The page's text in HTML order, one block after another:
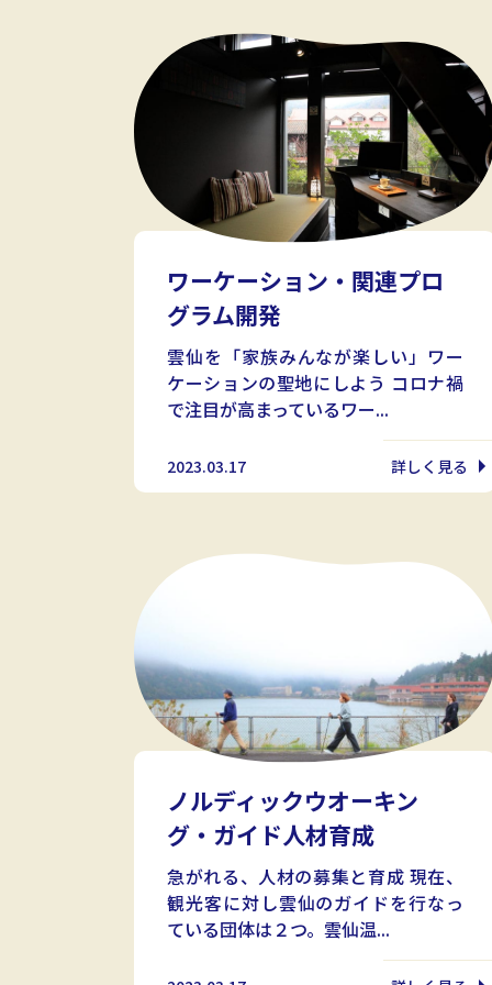
ワーケーション・関連プロ
グラム開発
雲仙を「家族みんなが楽しい」ワー
ケーションの聖地にしよう コロナ禍
で注目が高まっているワー...
2023.03.17 詳しく見る
ノルディックウオーキン
グ・ガイド人材育成
急がれる、人材の募集と育成 現在、
観光客に対し雲仙のガイドを行なっ
ている団体は２つ。雲仙温...